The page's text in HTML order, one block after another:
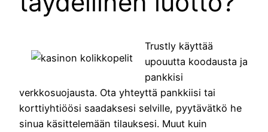
Trustly käyttää
upouutta koodausta ja
pankkisi
verkkosuojausta. Ota yhteyttä pankkiisi tai
korttiyhtiöösi saadaksesi selville, pyytävätkö he
sinua käsittelemään tilauksesi. Muut kuin